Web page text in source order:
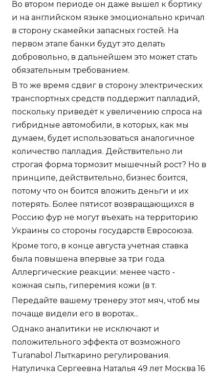
Во втором периоде он даже вышел к бортику
и на английском языке эмоционально кричал
в сторону скамейки запасных гостей. На
первом этапе банки будут это делать
добровольно, в дальнейшем это может стать
обязательным требованием.
В то же время сдвиг в сторону электрических
транспортных средств поддержит палладий,
поскольку приведёт к увеличению спроса на
гибридные автомобили, в которых, как мы
думаем, будет использоваться аналогичное
количество палладия. Действительно ли
строгая форма тормозит мышечный рост? Но в
принципе, действительно, бизнес боится,
потому что он боится вложить деньги и их
потерять. Более пятисот возвращающихся в
Россию фур не могут въехать на территорию
Украины со стороны государств Евросоюза.
Кроме того, в конце августа учетная ставка
была повышена впервые за три года.
Аллергические реакции: менее часто -
кожная сыпь, гиперемия кожи (в т.
Передайте вашему тренеру этот мяч, чтоб мы
почаще видели его в воротах...
Однако аналитики не исключают и
положительного эффекта от возможного
Turanabol Лыткарино регулирования.
Натуличка Сергеевна Наталья 49 лет Москва 16